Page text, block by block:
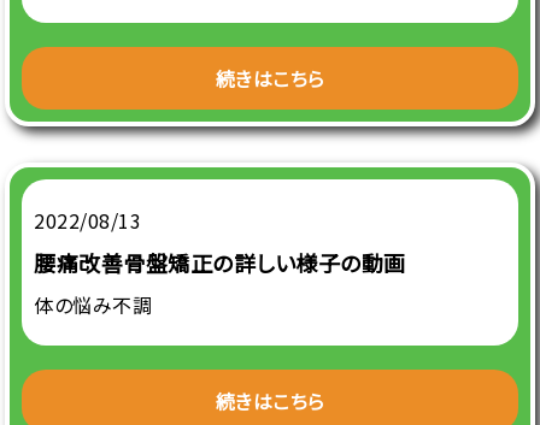
続きはこちら
2022/08/13
腰痛改善骨盤矯正の詳しい様子の動画
体の悩み不調
続きはこちら